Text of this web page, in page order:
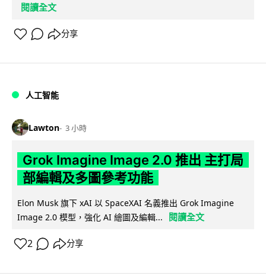
閱讀全文
分享
人工智能
Lawton 3 小時
Grok Imagine Image 2.0 推出 主打局
部編輯及多圖參考功能
Elon Musk 旗下 xAI 以 SpaceXAI 名義推出 Grok Imagine
Image 2.0 模型，強化 AI 繪圖及編輯...
閱讀全文
2 分享